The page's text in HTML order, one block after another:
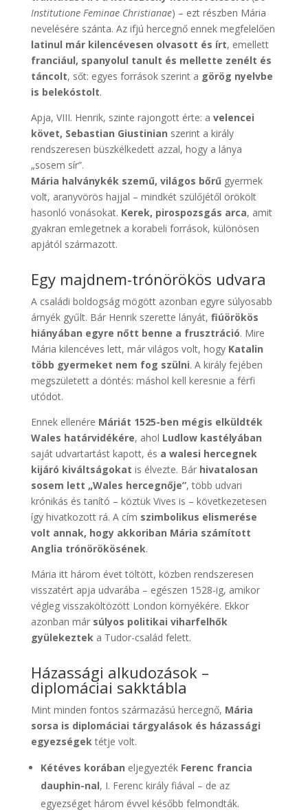
Institutione Feminae Christianae) – ezt részben Mária
nevelésére szánta. Az ifjú hercegnő ennek megfelelően
latinul már kilencévesen olvasott és írt, emellett
franciául, spanyolul tanult és mellette zenélt és
táncolt, sőt: egyes források szerint a görög nyelvbe
is belekóstolt.
Apja, VIII. Henrik, szinte rajongott érte: a velencei
követ, Sebastian Giustinian szerint a király
rendszeresen büszkélkedett azzal, hogy a lánya
„sosem sír”.
Mária halványkék szemű, világos bőrűgyermek
volt, aranyvörös hajjal – mindkét szülőjétől örökölt
hasonló vonásokat. Kerek, pirospozsgás arca, amit
gyakran emlegetnek a korabeli források, különösen
apjától származott.
Egy majdnem-trónörökös udvara
A családi boldogság mögött azonban egyre súlyosabb
árnyék gyűlt. Bár Henrik szerette lányát, fiúörökös
hiányában egyre nőtt benne a frusztráció. Mire
Mária kilencéves lett, már világos volt, hogy Katalin
több gyermeket nem fog szülni. A király fejében
megszületett a döntés: máshol kell keresnie a férfi
utódot.
Ennek ellenére Máriát 1525-ben mégis elküldték
Wales határvidékére, ahol Ludlow kastélyában
saját udvartartást kapott, és a walesi hercegnek
kijáró kiváltságokat is élvezte. Bár hivatalosan
sosem lett „Wales hercegnője”, több udvari
krónikás és tanító – köztük Vives is – következetesen
így hivatkozott rá. A cím szimbolikus elismerése
volt annak, hogy akkoriban Mária számított
Anglia trónörökösének.
Mária itt három évet töltött, közben rendszeresen
visszatért apja udvarába – egészen 1528-ig, amikor
végleg visszaköltözött London környékére. Ekkor
azonban már súlyos politikai viharfelhők
gyülekezteka Tudor-család felett.
Házassági alkudozások –
diplomáciai sakktábla
Mint minden fontos származású hercegnő, Mária
sorsa is diplomáciai tárgyalások és házassági
egyezségektétje volt.
Kétéves korában eljegyezték Ferenc francia
dauphin-nal, I. Ferenc király fiával – de az
egyezséget három évvel később felmondták.